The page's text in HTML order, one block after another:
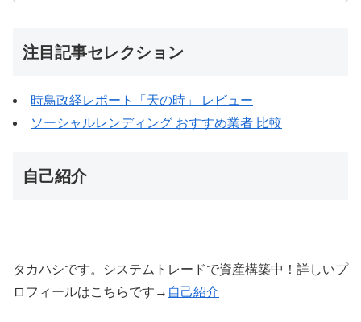
注目記事セレクション
時鳥政経レポート「天の時」 レビュー
ソーシャルレンディング おすすめ業者 比較
自己紹介
タカハシです。システムトレードで資産構築中！詳しいプ
ロフィールはこちらです→ 自己紹介